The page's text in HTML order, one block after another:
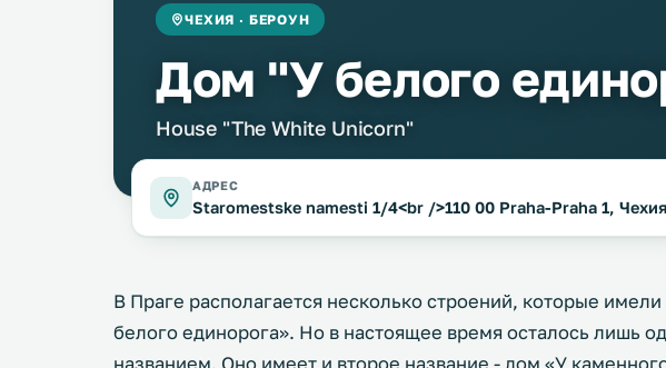
ЧЕХИЯ · БЕРОУН
Дом "У белого
House "The White Unicorn"
АДРЕС
Staromestske namesti 1/4<br />110 00 Praha-Praha 1, Чехия
В Праге располагается несколько строений, которые
белого единорога». Но в настоящее время осталось лишь
названием. Оно имеет и второе название - дом «У